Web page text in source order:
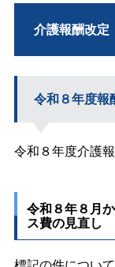
介護報酬改定
令和８年度報
令和８年度介護
令和８年８月
ス費の見直し